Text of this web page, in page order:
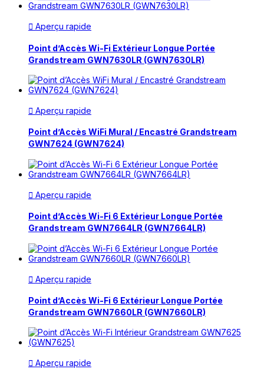
 Aperçu rapide
Point d’Accès Wi-Fi Extérieur Longue Portée
Grandstream GWN7630LR (GWN7630LR)
 Aperçu rapide
Point d’Accès WiFi Mural / Encastré Grandstream
GWN7624 (GWN7624)
 Aperçu rapide
Point d’Accès Wi-Fi 6 Extérieur Longue Portée
Grandstream GWN7664LR (GWN7664LR)
 Aperçu rapide
Point d’Accès Wi-Fi 6 Extérieur Longue Portée
Grandstream GWN7660LR (GWN7660LR)
 Aperçu rapide